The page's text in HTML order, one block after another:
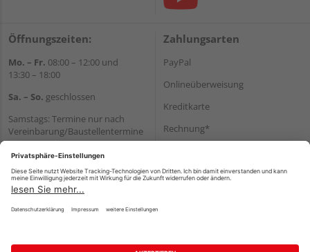
Öffnungszeiten:
Mo. – Fr. 08:00 – 12:00 und
13:30 – 18:00
Sa. – So. geschlossen
Samstags: Termine nur nach
Vereinbarung/Baustellentermine
Wir helfen Ihnen gerne
weiter
Tel.:+49 6062 956180
E-Mail:shop@holzland-seibert.de
Zahlungsarten
PayPal
Onlineüberweisung
Kreditkarte
Rechnung*
Versand
Impressum AGB Widerruf Datenschutz